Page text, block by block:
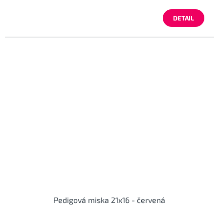
DETAIL
Pedigová miska 21x16 - červená